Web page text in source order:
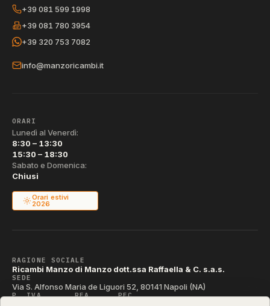
+39 081 599 1998
+39 081 780 3954
+39 320 753 7082
info@manzoricambi.it
ORARI
Lunedì al Venerdì:
8:30 – 13:30
15:30 – 18:30
Sabato e Domenica:
Chiusi
Orari estivi
2026
RAGIONE SOCIALE
Ricambi Manzo di Manzo dott.ssa Raffaella & C. s.a.s.
SEDE
Via S. Alfonso Maria de Liguori 52, 80141 Napoli (NA)
P. IVA REA PEC